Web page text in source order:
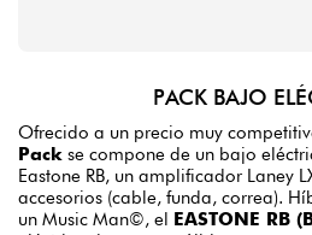
PACK BAJO
Ofrecido a un precio muy
Pack se compone de un bajo
Eastone RB, un amplificador Laney
accesorios (cable, funda, correa).
un Music Man©, el
EASTONE RB